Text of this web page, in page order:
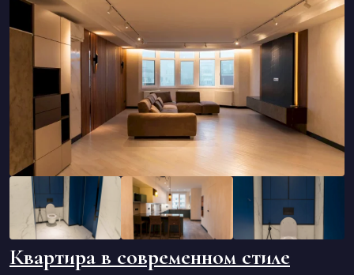
Квартира в современном стиле